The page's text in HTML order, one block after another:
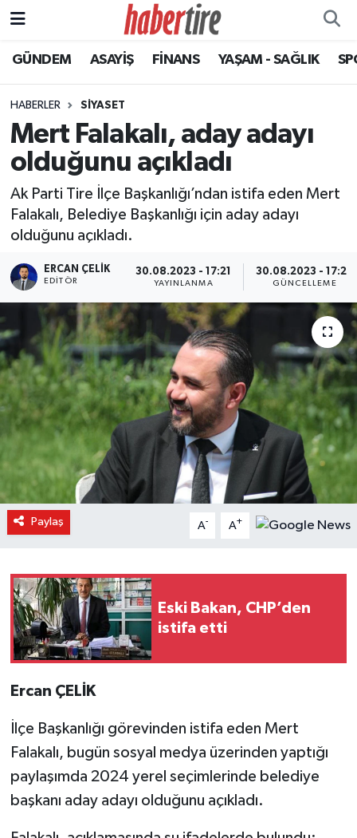
GÜNDEM ASAYİŞ FİNANS YAŞAM - SAĞLIK
HABERLER SİYASET
Mert Falakalı, aday adayı
olduğunu açıkladı
Ak Parti Tire İlçe Başkanlığı’ndan istifa eden Mert
Falakalı, Belediye Başkanlığı için aday adayı
olduğunu açıkladı.
ERCAN ÇELIK
EDITÖR
30.08.2023 - 17:21
YAYINLANMA
30.08.2023 - 17:22
GÜNCELLEME
Paylaş A- A+
Eski Bakan, CHP’den
istifa etti
Ercan ÇELİK
İlçe Başkanlığı görevinden istifa eden Mert
Falakalı, bugün sosyal medya üzerinden yaptığı
paylaşımda 2024 yerel seçimlerinde belediye
başkanı aday adayı olduğunu açıkladı.
Tire Nöbetçi Eczaneler
Tire Hava Durumu
Tire Trafik Yoğunluk Haritası
Süper Lig Puan Durumu ve Fikstür
Tüm Manşetler
Son Dakika Haberleri
Haber Arşivi